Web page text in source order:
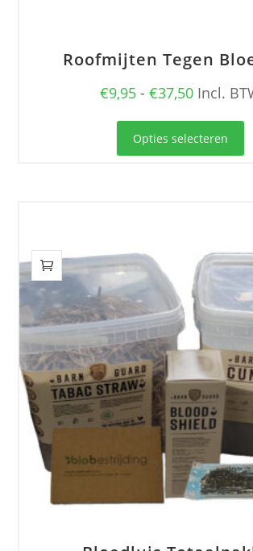
Roofmijten Tegen
€9,95 - €37,50
tot
€37,50
Incl.
Opties selecteren